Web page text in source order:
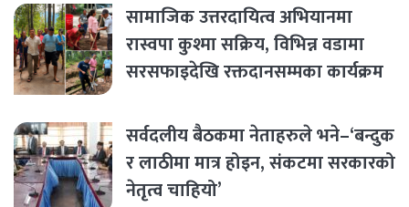
सामाजिक उत्तरदायित्व अभियानमा
रास्वपा कुश्मा सक्रिय, विभिन्न वडामा
सरसफाइदेखि रक्तदानसम्मका कार्यक्रम
सर्वदलीय बैठकमा नेताहरुले भने–‘बन्दुक
र लाठीमा मात्र होइन, संकटमा सरकारको
नेतृत्व चाहियो’